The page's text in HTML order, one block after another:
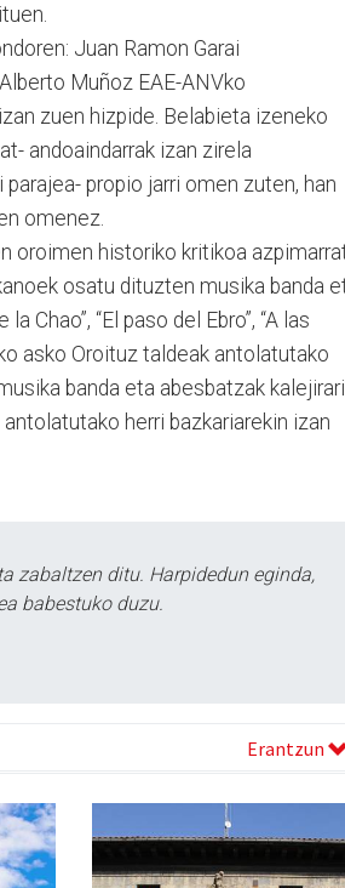
Juan Ramon Garai
Muñoz EAE-ANVko
zuen hizpide. Belabieta izeneko
andoaindarrak izan zirela
propio jarri omen zuten, han
omenez.
oroimen historiko kritikoa
osatu dituzten musika banda
Chao”, “El paso del Ebro”, “A las
asko Oroituz taldeak antolatutako
banda eta abesbatzak kalejirari
herri bazkariarekin izan
zabaltzen ditu. Harpidedun eginda,
babestuko duzu.
Erantzun